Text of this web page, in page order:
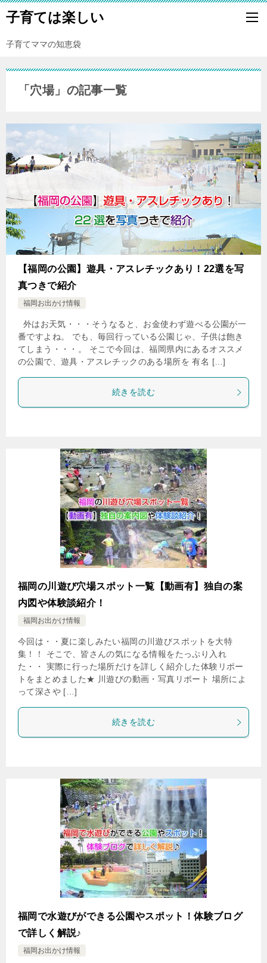
子育ては楽しい
子育てママの知恵袋
「穴場」の記事一覧
【福岡の公園】遊具・アスレチックあり！22選を写
真つきで紹介
福岡お出かけ情報
外はお天気・・・そうなると、お金使わず遊べる公園が一
番ですよね。 でも、毎回行っている公園じゃ、子供は飽き
てしまう・・・。 そこで今回は、福岡県内にあるオススメ
の公園で、遊具・アスレチックのある場所を 有名 […]
続きを読む
福岡の川遊び穴場スポット一覧【動画有】独自の案
内図や体験談紹介！
福岡お出かけ情報
今回は・・夏に楽しみたい福岡の川遊びスポットを大特
集！！ そこで、皆さんの気になる情報をたっぷり入れ
た・・ 実際に行った場所だけを詳しく紹介した体験リポー
トをまとめました★ 川遊びの動画・写真リポート 場所によ
って深さや […]
続きを読む
福岡で水遊びができる公園やスポット！体験ブログ
で詳しく解説♪
福岡お出かけ情報